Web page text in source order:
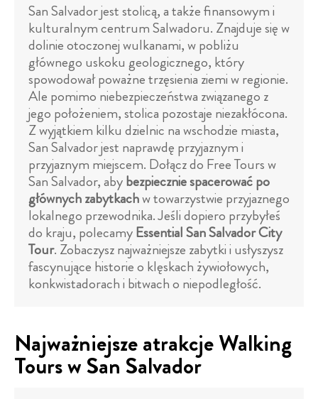
San Salvador jest stolicą, a także finansowym i
kulturalnym centrum Salwadoru. Znajduje się w
dolinie otoczonej wulkanami, w pobliżu
głównego uskoku geologicznego, który
spowodował poważne trzęsienia ziemi w regionie.
Ale pomimo niebezpieczeństwa związanego z
jego położeniem, stolica pozostaje niezakłócona.
Z wyjątkiem kilku dzielnic na wschodzie miasta,
San Salvador jest naprawdę przyjaznym i
przyjaznym miejscem. Dołącz do Free Tours w
San Salvador, abybezpiecznie spacerować po
głównych zabytkachw towarzystwie przyjaznego
lokalnego przewodnika. Jeśli dopiero przybyłeś
do kraju, polecamyEssential San Salvador City
Tour. Zobaczysz najważniejsze zabytki i usłyszysz
fascynujące historie o klęskach żywiołowych,
konkwistadorach i bitwach o niepodległość.
Najważniejsze atrakcje Walking
Tours w San Salvador